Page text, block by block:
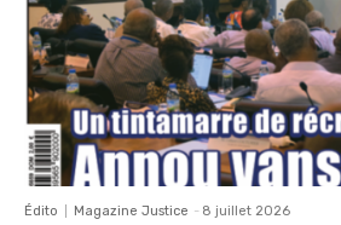
Édito Magazine Justice - 8 juillet 2026